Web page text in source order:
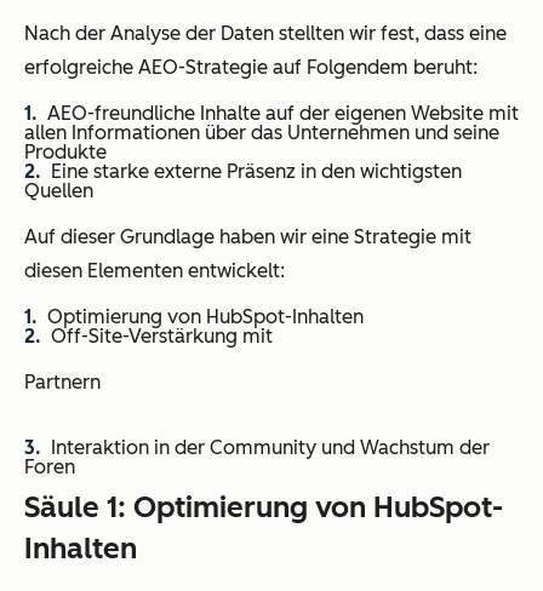
Nach der Analyse der Daten stellten wir fest, dass eine
erfolgreiche AEO-Strategie auf Folgendem beruht:
AEO-freundliche Inhalte auf der eigenen Website mit
allen Informationen über das Unternehmen und seine
Produkte
Eine starke externe Präsenz in den wichtigsten
Quellen
Auf dieser Grundlage haben wir eine Strategie mit
diesen Elementen entwickelt:
Optimierung von HubSpot-Inhalten
Off-Site-Verstärkung mit
Partnern
Interaktion in der Community und Wachstum der
Foren
Säule 1: Optimierung von HubSpot-
Inhalten